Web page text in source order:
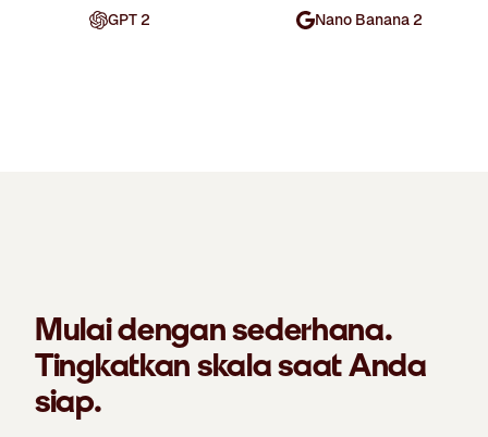
GPT 2 Nano Banana 2
Mulai dengan sederhana.
Tingkatkan skala saat Anda
siap.